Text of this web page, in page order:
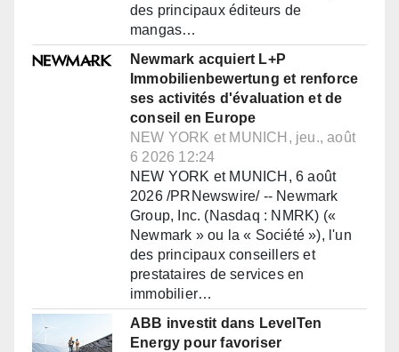
des principaux éditeurs de
mangas…
Newmark acquiert L+P
Immobilienbewertung et renforce
ses activités d'évaluation et de
conseil en Europe
NEW YORK et MUNICH, jeu., août
6 2026 12:24
NEW YORK et MUNICH, 6 août
2026 /PRNewswire/ -- Newmark
Group, Inc. (Nasdaq : NMRK) («
Newmark » ou la « Société »), l'un
des principaux conseillers et
prestataires de services en
immobilier…
ABB investit dans LevelTen
Energy pour favoriser